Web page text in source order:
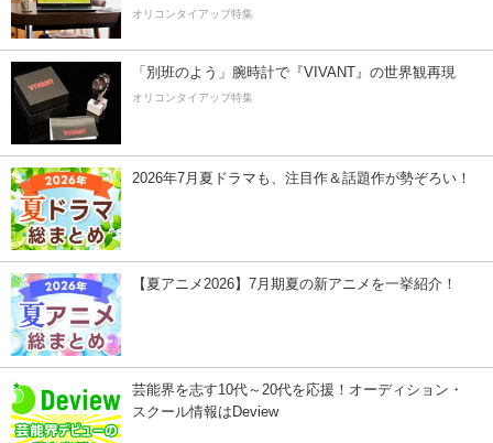
オリコンタイアップ特集
「別班のよう」腕時計で『VIVANT』の世界観再現
オリコンタイアップ特集
2026年7月夏ドラマも、注目作＆話題作が勢ぞろい！
【夏アニメ2026】7月期夏の新アニメを一挙紹介！
芸能界を志す10代～20代を応援！オーディション・
スクール情報はDeview